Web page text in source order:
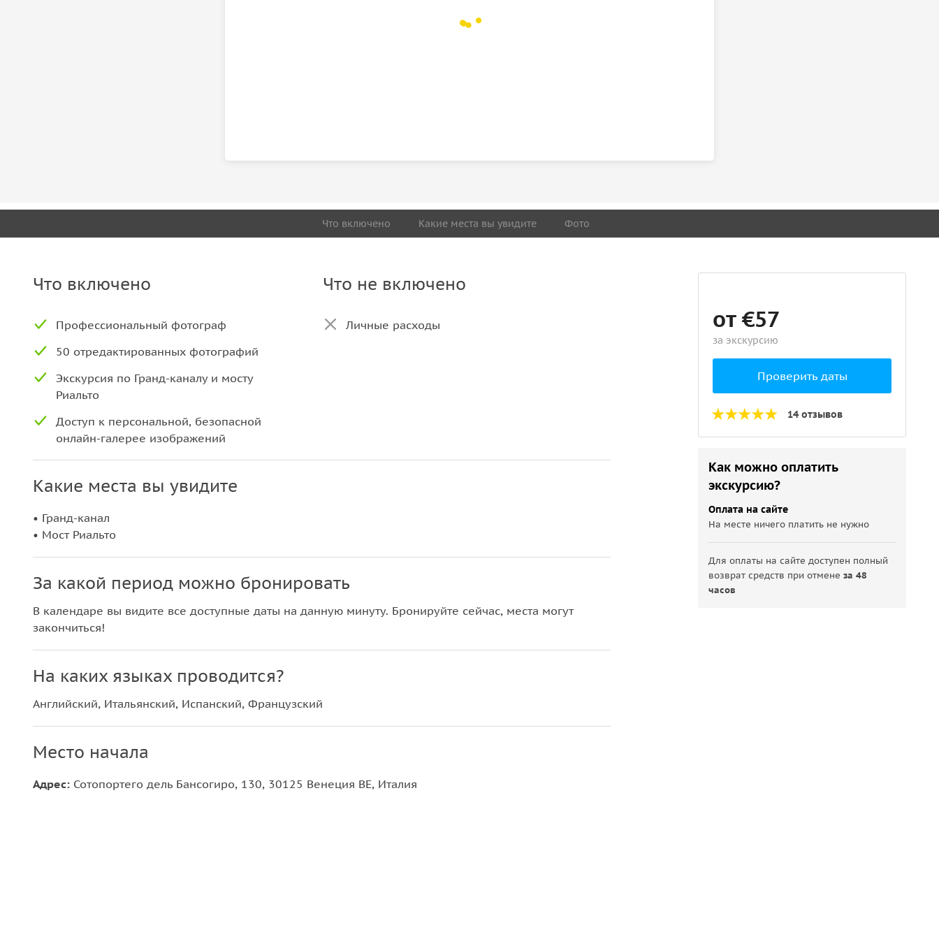
Что включено Какие места вы увидите Фото
Что включено
Профессиональный фотограф
50 отредактированных фотографий
Экскурсия по Гранд-каналу и мосту
Риальто
Доступ к персональной, безопасной
онлайн-галерее изображений
Что не включено
Личные расходы
Какие места вы увидите
• Гранд-канал
• Мост Риальто
За какой период можно бронировать
В календаре вы видите все доступные даты на данную минуту. Бронируйте сейчас, места могут
закончиться!
На каких языках проводится?
Английский, Итальянский, Испанский, Французский
Место начала
Адрес: Сотопортего дель Бансогиро, 130, 30125 Венеция ВЕ, Италия
от €57
за экскурсию
Проверить даты
14 отзывов
Как можно оплатить
экскурсию?
Оплата на сайте
На месте ничего платить не нужно
Для оплаты на сайте доступен полный
возврат средств при отменеза 48
часов